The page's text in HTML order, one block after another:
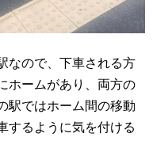
なので、下車される方
ホームがあり、両方の
駅ではホーム間の移動
するように気を付ける